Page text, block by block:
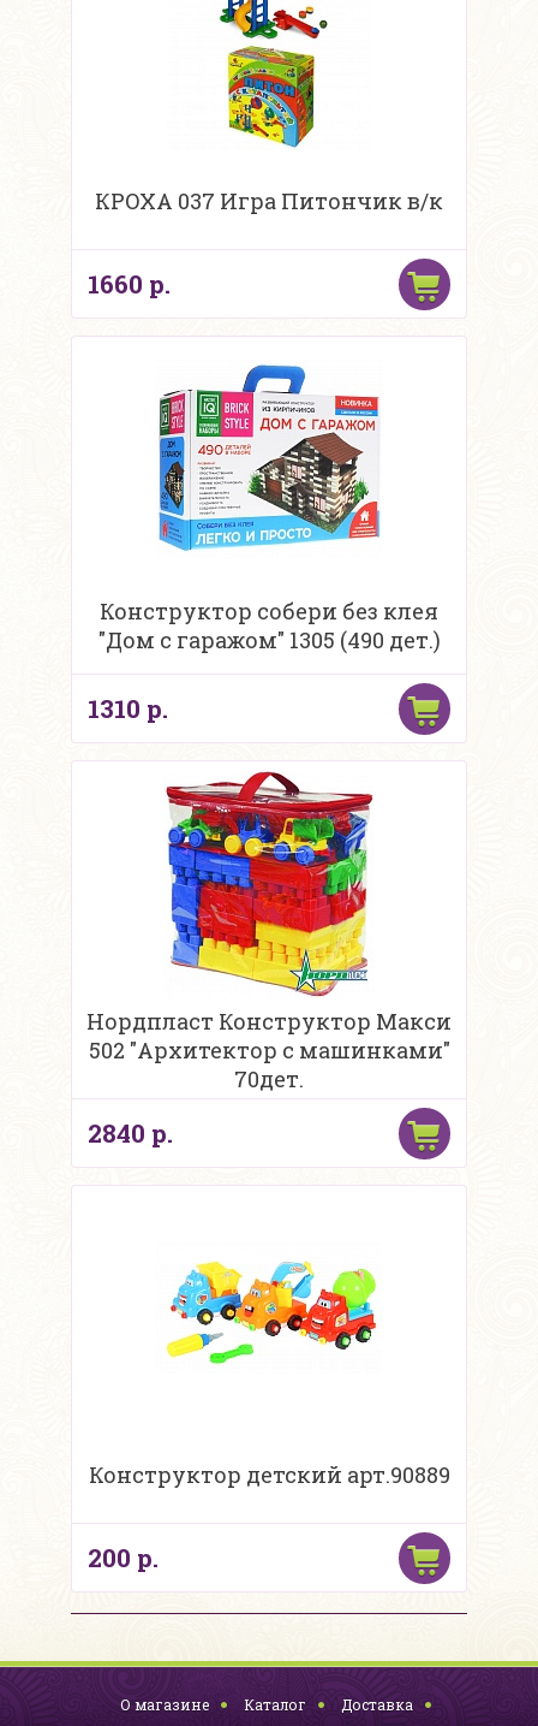
КРОХА 037 Игра Питончик в/к
1660 р.
Конструктор собери без клея
"Дом с гаражом" 1305 (490 дет.)
1310 р.
Нордпласт Конструктор Макси
502 "Архитектор с машинками"
70дет.
2840 р.
Конструктор детский арт.90889
200 р.
О магазине Каталог Доставка